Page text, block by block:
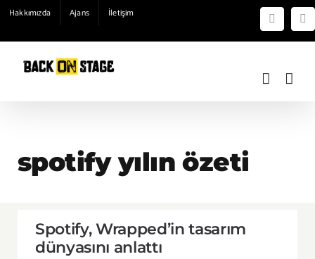
SkipHakkımızda Ajans İletişim
spotify yılın özeti
anlattı
Spotify, Wrapped’in tasarım
dünyasını anlattı